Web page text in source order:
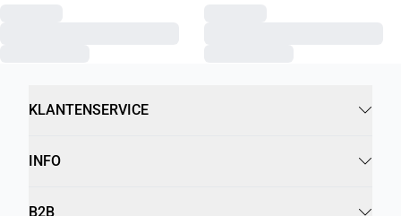
KLANTENSERVICE
INFO
B2B